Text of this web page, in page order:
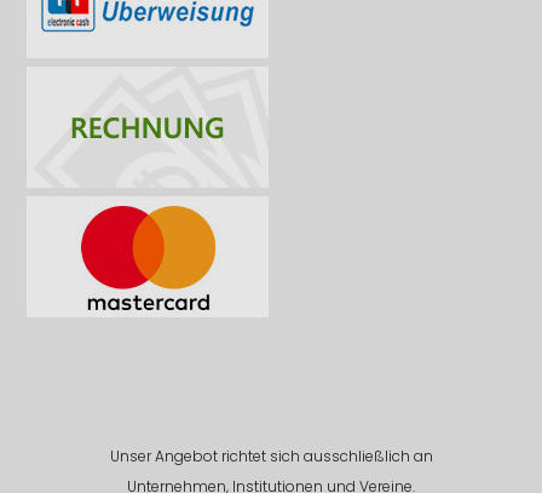
Unser Angebot richtet sich ausschließlich an
Unternehmen, Institutionen und Vereine.